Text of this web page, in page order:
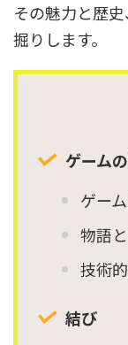
その魅力と歴
掘りします。
ゲーム
ゲー
物語
技術
結び